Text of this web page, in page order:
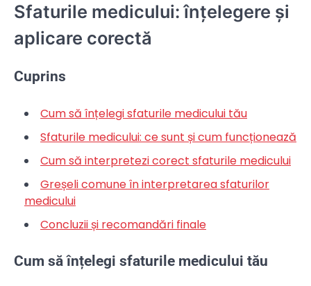
Sfaturile medicului: înțelegere și
aplicare corectă
Cuprins
Cum să înțelegi sfaturile medicului tău
Sfaturile medicului: ce sunt și cum funcționează
Cum să interpretezi corect sfaturile medicului
Greșeli comune în interpretarea sfaturilor
medicului
Concluzii și recomandări finale
Cum să înțelegi sfaturile medicului tău